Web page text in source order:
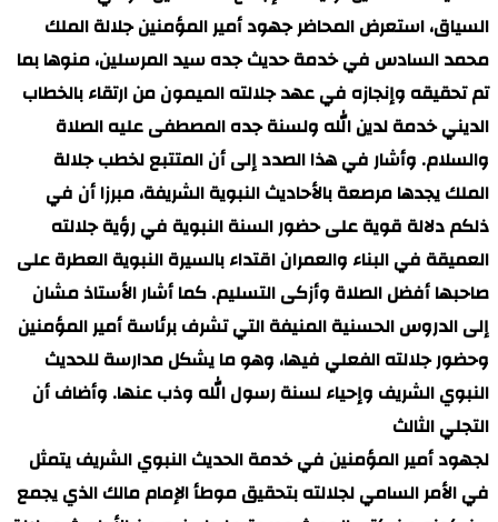
السياق، استعرض المحاضر جهود أمير المؤمنين جلالة الملك
محمد السادس في خدمة حديث جده سيد المرسلين، منوها بما
تم تحقيقه وإنجازه في عهد جلالته الميمون من ارتقاء بالخطاب
الديني خدمة لدين الله ولسنة جده المصطفى عليه الصلاة
والسلام. وأشار في هذا الصدد إلى أن المتتبع لخطب جلالة
الملك يجدها مرصعة بالأحاديث النبوية الشريفة، مبرزا أن في
ذلكم دلالة قوية على حضور السنة النبوية في رؤية جلالته
العميقة في البناء والعمران اقتداء بالسيرة النبوية العطرة على
صاحبها أفضل الصلاة وأزكى التسليم. كما أشار الأستاذ مشان
إلى الدروس الحسنية المنيفة التي تشرف برئاسة أمير المؤمنين
وحضور جلالته الفعلي فيها، وهو ما يشكل مدارسة للحديث
النبوي الشريف وإحياء لسنة رسول الله وذب عنها. وأضاف أن
التجلي الثالث
لجهود أمير المؤمنين في خدمة الحديث النبوي الشريف يتمثل
في الأمر السامي لجلالته بتحقيق موطأ الإمام مالك الذي يجمع